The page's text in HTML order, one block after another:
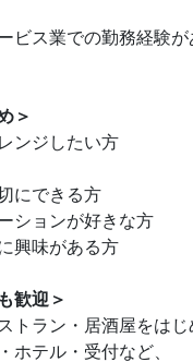
ビス業での勤務経験
＞
ンジしたい方
にできる方
ションが好きな方
興味がある方
歓迎＞
トラン・居酒屋をはじ
ホテル・受付など、